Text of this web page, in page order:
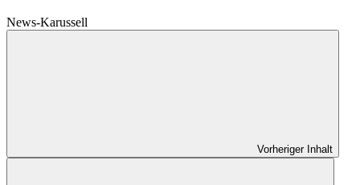
News-Karussell
Vorheriger Inhalt